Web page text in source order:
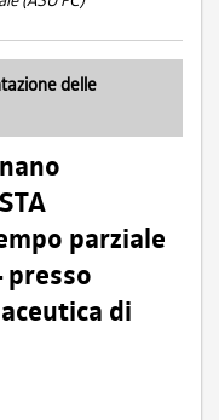
delle
parziale
presso
di